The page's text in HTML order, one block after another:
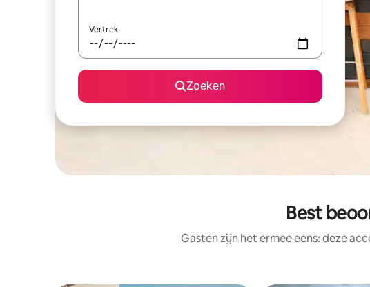
Vertrek
Zoeken
Best
Gasten zijn het ermee eens: deze